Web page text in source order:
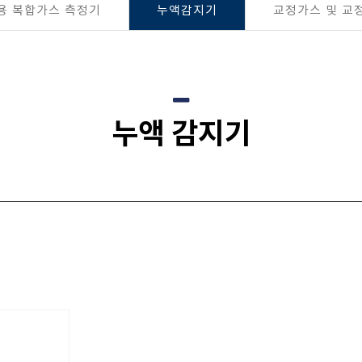
복합가스 측정기 누액감지기 교정가스 및 교
누액 감지기